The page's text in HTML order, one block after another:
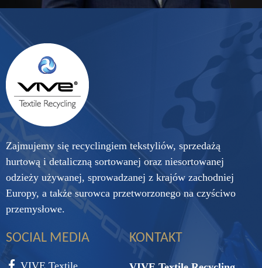
Zajmujemy się recyclingiem tekstyliów, sprzedażą
hurtową i detaliczną sortowanej oraz niesortowanej
odzieży używanej, sprowadzanej z krajów zachodniej
Europy, a także surowca przetworzonego na czyściwo
przemysłowe.
SOCIAL MEDIA
VIVE Textile
KONTAKT